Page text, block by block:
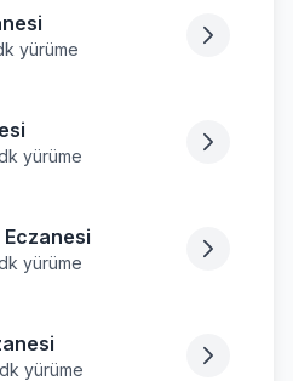
yürüme
yürüme
yürüme
yürüme